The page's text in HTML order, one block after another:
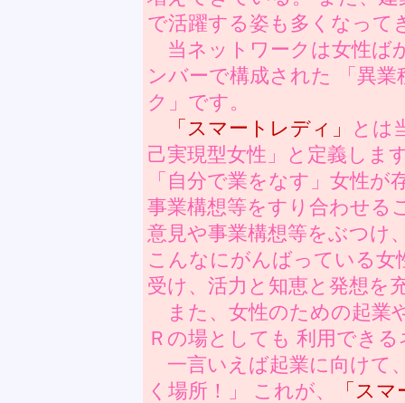
で活躍する姿も多くなって
当ネットワークは女性ば
ンバーで構成された 「異
ク」です。
「スマートレディ」
とは
己実現型女性」と定義し
「自分で業をなす」女性
事業構想等をすり合わせる
意見や事業構想等をぶつけ
こんなにがんばっている女
受け、活力と知恵と発想を
また、女性のための起業
Ｒの場としても 利用でき
一言いえば起業に向けて
く場所！」 これが、
「ス